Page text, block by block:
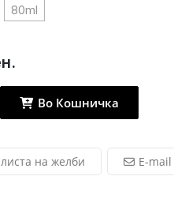
80ml
Во Кошничка
на желби E-